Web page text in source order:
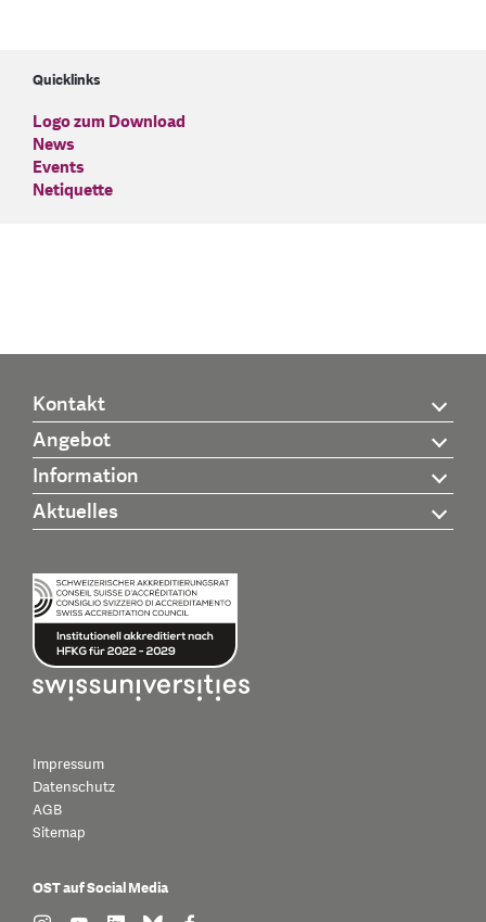
Quicklinks
Logo zum Download
News
Events
Netiquette
Kontakt
Angebot
Information
Aktuelles
Impressum
Datenschutz
AGB
Sitemap
OST auf Social Media